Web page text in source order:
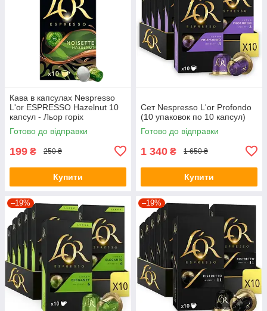
Кава в капсулах Nespresso
L'or ESPRESSO Hazelnut 10
капсул - Льор горіх
Готово до відправки
199 ₴ 250 ₴
Купити
Сет Nespresso L'or Profondo
(10 упаковок по 10 капсул)
Готово до відправки
1 340 ₴ 1 650 ₴
Купити
–19% –19%